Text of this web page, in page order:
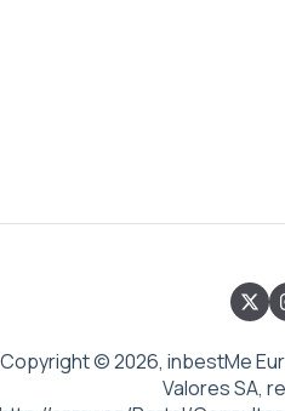
Copyright © 2026, inbestMe
Valores SA,